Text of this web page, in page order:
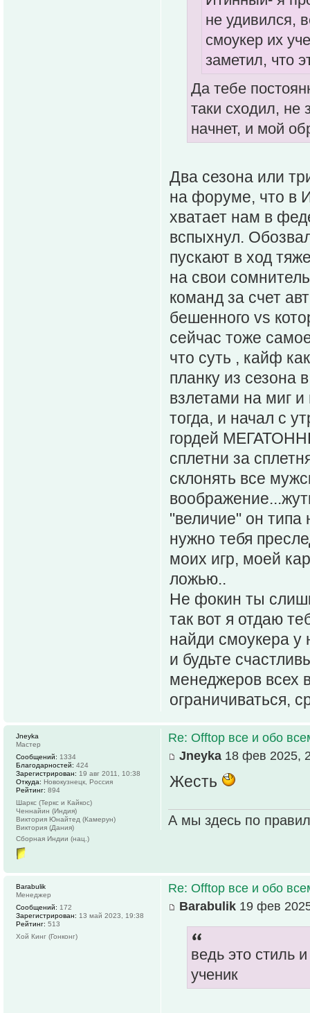
не удивился,
смоукер их
заметил, что
Да тебе
таки сходил, не
начнет, и мой
Два сезона или
на форуме, что в
хватает нам в
вспыхнул.
пускают в ход
на свои
команд за счет
бешенного vs
сейчас тоже
что суть , кайф
планку из сезона
взлетами на миг
тогда, и начал с
гордей
сплетни за
склонять все
"величие" он типа
нужно тебя
моих игр, моей
ложью..
Не фокин ты
так вот я отдаю
найди смоукера у
и будьте
менеджеров всех
ограничиваться,
Re: Offtop все и обо
Jneyka 18 фев 2025,
Жесть
А мы здесь по
Jneyka
Мастер
Сообщений: 1334
Благодарностей: 424
Зарегистрирован: 19 авг 2011, 10:38
Откуда: Новокузнецк, Россия
Рейтинг: 894
Шаркс (Теркс и Кайкос)
Ченнайин (Индия)
Виктория Юнайтед (Камерун)
Виктория (Дания)
Сборная Индии (нац.)
Re: Offtop все и обо
Barabulik 19 фев
ведь это стиль
ученик
Barabulik
Менеджер
Сообщений: 172
Зарегистрирован: 13 май 2023, 19:38
Рейтинг: 513
Хой Кинг (Гонконг)